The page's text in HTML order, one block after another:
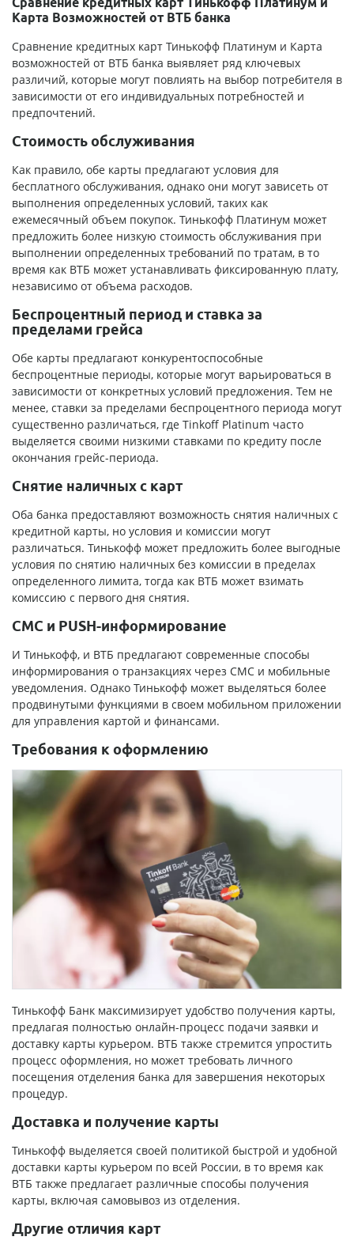
Карта Возможностей от ВТБ банка
Сравнение кредитных карт Тинькофф Платинум и Карта
возможностей от ВТБ банка выявляет ряд ключевых
различий, которые могут повлиять на выбор потребителя в
зависимости от его индивидуальных потребностей и
предпочтений.
Стоимость обслуживания
Как правило, обе карты предлагают условия для
бесплатного обслуживания, однако они могут зависеть от
выполнения определенных условий, таких как
ежемесячный объем покупок. Тинькофф Платинум может
предложить более низкую стоимость обслуживания при
выполнении определенных требований по тратам, в то
время как ВТБ может устанавливать фиксированную плату,
независимо от объема расходов.
Беспроцентный период и ставка за
пределами грейса
Обе карты предлагают конкурентоспособные
беспроцентные периоды, которые могут варьироваться в
зависимости от конкретных условий предложения. Тем не
менее, ставки за пределами беспроцентного периода могут
существенно различаться, где Tinkoff Platinum часто
выделяется своими низкими ставками по кредиту после
окончания грейс-периода.
Снятие наличных с карт
Оба банка предоставляют возможность снятия наличных с
кредитной карты, но условия и комиссии могут
различаться. Тинькофф может предложить более выгодные
условия по снятию наличных без комиссии в пределах
определенного лимита, тогда как ВТБ может взимать
комиссию с первого дня снятия.
СМС и PUSH-информирование
И Тинькофф, и ВТБ предлагают современные способы
информирования о транзакциях через СМС и мобильные
уведомления. Однако Тинькофф может выделяться более
продвинутыми функциями в своем мобильном приложении
для управления картой и финансами.
Требования к оформлению
Тинькофф Банк максимизирует удобство получения карты,
предлагая полностью онлайн-процесс подачи заявки и
доставку карты курьером. ВТБ также стремится упростить
процесс оформления, но может требовать личного
посещения отделения банка для завершения некоторых
процедур.
Доставка и получение карты
Тинькофф выделяется своей политикой быстрой и удобной
доставки карты курьером по всей России, в то время как
ВТБ также предлагает различные способы получения
карты, включая самовывоз из отделения.
Другие отличия карт